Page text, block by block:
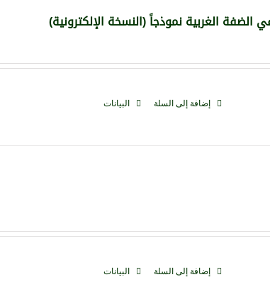
الغربية نموذجاً (النسخة الإلكترونية)
إضافة إلى السلة البيانات
إضافة إلى السلة البيانات